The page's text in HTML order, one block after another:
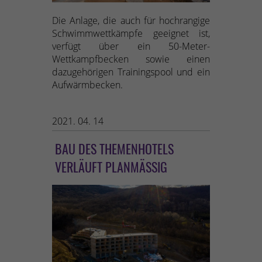
Die Anlage, die auch für hochrangige
Schwimmwettkämpfe geeignet ist,
verfügt über ein 50-Meter-
Wettkampfbecken sowie einen
dazugehörigen Trainingspool und ein
Aufwärmbecken.
2021. 04. 14
BAU DES THEMENHOTELS
VERLÄUFT PLANMÄSSIG